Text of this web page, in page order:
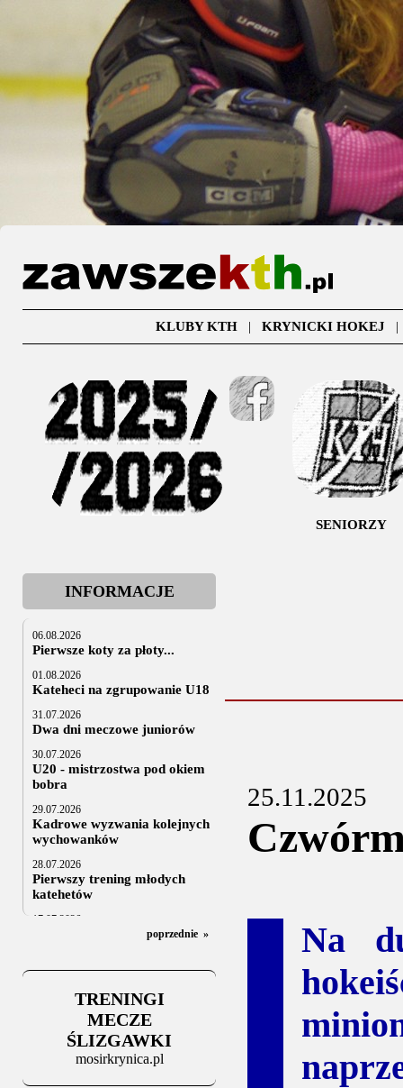
KLUBY KTH| KRYNICKI HOKEJ
SENIORZY
INFORMACJE
06.08.2026
Pierwsze koty za płoty...
01.08.2026
Kateheci na zgrupowanie U18
31.07.2026
Dwa dni meczowe juniorów
30.07.2026
U20 - mistrzostwa pod okiem
bobra
29.07.2026
Kadrowe wyzwania kolejnych
wychowanków
28.07.2026
Pierwszy trening młodych
katehetów
17.07.2026
U20: z kraju i z zagranicy
Za trzy tygodnie na lód
06.07.2025
Stowarzyszenie po Walnym
poprzednie »
TRENINGI
MECZE
ŚLIZGAWKI
mosirkrynica.pl
25.11.2025
Na